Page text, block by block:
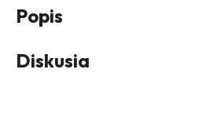
Popis
Diskusia